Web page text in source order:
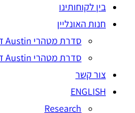
בין לקוחותינו
חנות האונליין
סדרת מטהרי Austin דגם HealthMate 200
סדרת מטהרי Austin דגם HealthMate 400
צור קשר
ENGLISH
Research